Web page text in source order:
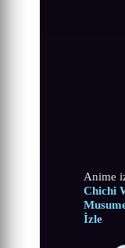
Anime
Chichi
İzle